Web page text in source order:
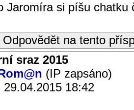
Jaromíra si píšu chatku
Odpovědět na tento
sraz 2015
(IP zapsáno)
29.04.2015 18:42